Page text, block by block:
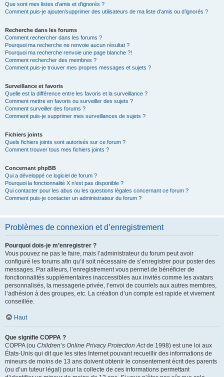
Que sont mes listes d’amis et d’ignorés ?
Comment puis-je ajouter/supprimer des utilisateurs de ma liste d’amis ou d’ignorés ?
Recherche dans les forums
Comment rechercher dans les forums ?
Pourquoi ma recherche ne renvoie aucun résultat ?
Pourquoi ma recherche renvoie une page blanche ?!
Comment rechercher des membres ?
Comment puis-je trouver mes propres messages et sujets ?
Surveillance et favoris
Quelle est la différence entre les favoris et la surveillance ?
Comment mettre en favoris ou surveiller des sujets ?
Comment surveiller des forums ?
Comment puis-je supprimer mes surveillances de sujets ?
Fichiers joints
Quels fichiers joints sont autorisés sur ce forum ?
Comment trouver tous mes fichiers joints ?
Concernant phpBB
Qui a développé ce logiciel de forum ?
Pourquoi la fonctionnalité X n’est pas disponible ?
Qui contacter pour les abus ou les questions légales concernant ce forum ?
Comment puis-je contacter un administrateur du forum ?
Problèmes de connexion et d’enregistrement
Pourquoi dois-je m’enregistrer ?
Vous pouvez ne pas le faire, mais l’administrateur du forum peut avoir
configuré les forums afin qu’il soit nécessaire de s’enregistrer pour poster des
messages. Par ailleurs, l’enregistrement vous permet de bénéficier de
fonctionnalités supplémentaires inaccessibles aux invités comme les avatars
personnalisés, la messagerie privée, l’envoi de courriels aux autres membres,
l’adhésion à des groupes, etc. La création d’un compte est rapide et vivement
conseillée.
Haut
Que signifie COPPA ?
COPPA (ou Children’s Online Privacy Protection Actde 1998) est une loi aux
États-Unis qui dit que les sites Internet pouvant recueillir des informations de
mineurs de moins de 13 ans doivent obtenir le consentement écrit des parents
(ou d’un tuteur légal) pour la collecte de ces informations permettant